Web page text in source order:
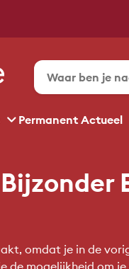
Permanent Actueel
omdat je in de
de mogelijkheid om